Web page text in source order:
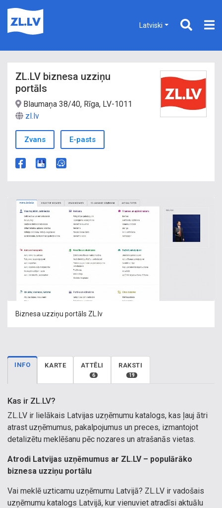
Latviski
ZL.LV biznesa uzziņu
portāls
Blaumaņa 38/40, Rīga, LV-1011
zl.lv
Zvans E-pasts
Biznesa uzziņu portāls ZL.lv
INFO KARTE ATTĒLI
6
RAKSTI
19
Kas ir ZL.LV?
ZL.LV ir lielākais Latvijas uzņēmumu katalogs, kas ļauj ātri
atrast uzņēmumus, pakalpojumus un preces, izmantojot
detalizētu meklēšanu pēc nozares un atrašanās vietas.
Atrodi Latvijas uzņēmumus ar ZL.LV – populārāko
biznesa uzziņu portālu
Vai meklē uzticamu uzņēmumu Latvijā? ZL.LV ir vadošais
uzņēmumu katalogs Latvijā, kur vienuviet atradīsi aktuālu